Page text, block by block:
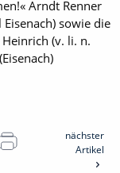
Arndt Renner
sowie die
(v. li. n.
nächster
Artikel